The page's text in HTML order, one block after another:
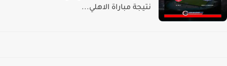
نتيجة مباراة الاهلي...